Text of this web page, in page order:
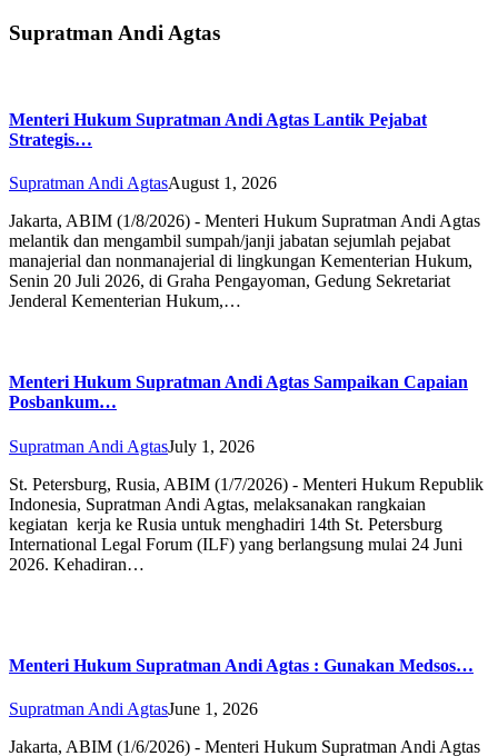
Supratman Andi Agtas
Menteri Hukum Supratman Andi Agtas Lantik Pejabat
Strategis…
Supratman Andi AgtasAugust 1, 2026
Jakarta, ABIM (1/8/2026) - Menteri Hukum Supratman Andi Agtas
melantik dan mengambil sumpah/janji jabatan sejumlah pejabat
manajerial dan nonmanajerial di lingkungan Kementerian Hukum,
Senin 20 Juli 2026, di Graha Pengayoman, Gedung Sekretariat
Jenderal Kementerian Hukum,…
Menteri Hukum Supratman Andi Agtas Sampaikan Capaian
Posbankum…
Supratman Andi AgtasJuly 1, 2026
St. Petersburg, Rusia, ABIM (1/7/2026) - Menteri Hukum Republik
Indonesia, Supratman Andi Agtas, melaksanakan rangkaian
kegiatan kerja ke Rusia untuk menghadiri 14th St. Petersburg
International Legal Forum (ILF) yang berlangsung mulai 24 Juni
2026. Kehadiran…
Menteri Hukum Supratman Andi Agtas : Gunakan Medsos…
Supratman Andi AgtasJune 1, 2026
Jakarta, ABIM (1/6/2026) - Menteri Hukum Supratman Andi Agtas